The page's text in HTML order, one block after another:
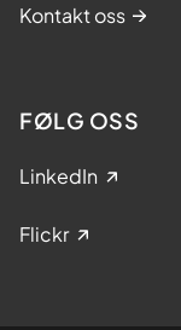
Kontakt oss
FØLG OSS
LinkedIn
Flickr